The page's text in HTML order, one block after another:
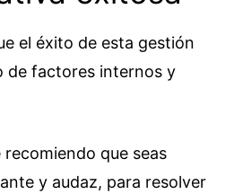
el éxito de esta gestión
de factores internos y
que seas
y audaz, para resolver